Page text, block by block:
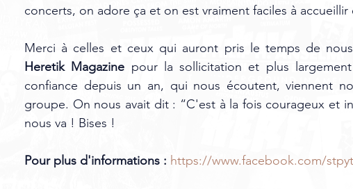
concerts, on adore ça et on est vraiment faciles à
Merci à celles et ceux qui auront pris le temps de
Heretik Magazine pour la sollicitation et plus
confiance depuis un an, qui nous écoutent, viennent
groupe. On nous avait dit : “C'est à la fois courageux et
nous va ! Bises !
Pour plus d'informations : https://www.facebook.com/